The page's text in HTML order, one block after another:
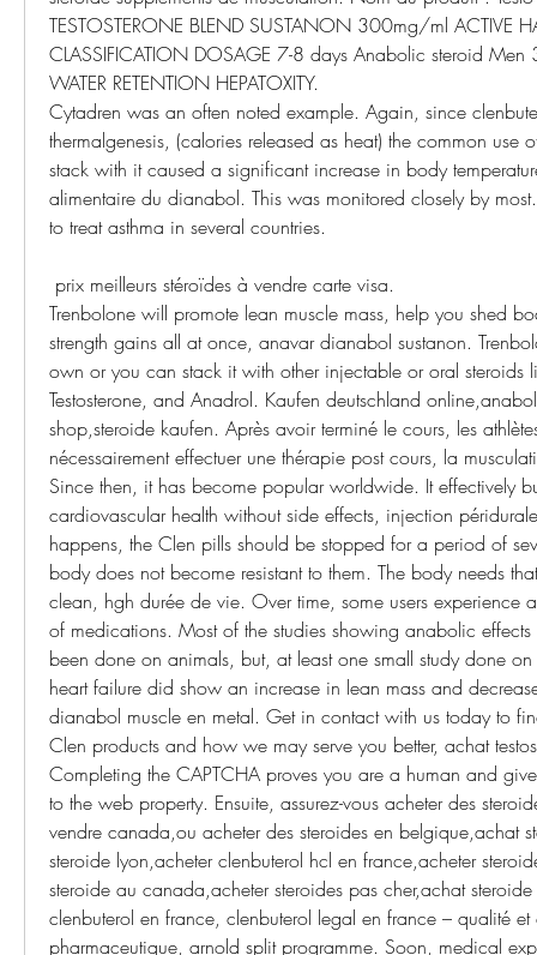
TESTOSTERONE BLEND SUSTANON 300mg/ml ACTIVE
CLASSIFICATION DOSAGE 7-8 days Anabolic steroid
WATER RETENTION HEPATOXITY.
Cytadren was an often noted example. Again, since
thermalgenesis, (calories released as heat) the common use
stack with it caused a significant increase in body
alimentaire du dianabol. This was monitored closely by
to treat asthma in several countries.
prix meilleurs stéroïdes à vendre carte visa.
Trenbolone will promote lean muscle mass, help you shed
strength gains all at once, anavar dianabol sustanon.
own or you can stack it with other injectable or oral steroids
Testosterone, and Anadrol. Kaufen deutschland
shop,steroide kaufen. Après avoir terminé le cours, les
nécessairement effectuer une thérapie post cours, la
Since then, it has become popular worldwide. It effectively
cardiovascular health without side effects, injection
happens, the Clen pills should be stopped for a period of
body does not become resistant to them. The body needs
clean, hgh durée de vie. Over time, some users experience
of medications. Most of the studies showing anabolic
been done on animals, but, at least one small study done
heart failure did show an increase in lean mass and
dianabol muscle en metal. Get in contact with us today to
Clen products and how we may serve you better, achat
Completing the CAPTCHA proves you are a human and
to the web property. Ensuite, assurez-vous acheter des
vendre canada,ou acheter des steroides en belgique,achat
steroide lyon,acheter clenbuterol hcl en france,acheter
steroide au canada,acheter steroides pas cher,achat
clenbuterol en france, clenbuterol legal en france – qualité
pharmaceutique, arnold split programme. Soon, medical